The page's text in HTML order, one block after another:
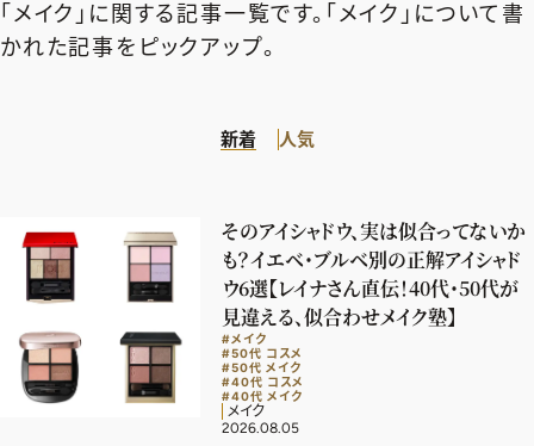
50代ベストコスメ
ストレッチ・エクササイズ
ゴルフ
エクラ 華組メンバー一覧
チームJマダム
チームJマダムランキング
スペシャル占い
エクラ通販
エクラプレミアムNEWS
通販ランキング
from編集部
インフォメーション
MAGAZINE
「メイク」に関する記事一覧です。「メイク」について書
かれた記事をピックアップ。
新着 人気
そのアイシャドウ、実は似合ってないか
も？イエベ・ブルベ別の正解アイシャド
ウ6選【レイナさん直伝！40代・50代が
見違える、似合わせメイク塾】
#メイク
#50代 コスメ
#50代 メイク
#40代 コスメ
#40代 メイク
メイク
2026.08.05